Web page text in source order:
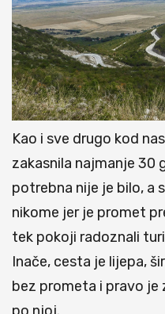
Kao i sve drugo kod
zakasnila najmanje 30
potrebna nije je bilo, a
nikome jer je promet
tek pokoji radoznali
Inače, cesta je lijepa,
bez prometa i pravo